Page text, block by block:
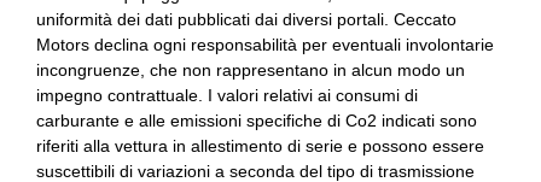
Climatizzatore
Comandi vocali
Console centrale multifunzione
Console centrale multifunzione
Bluetooth
Bocchette climatizzatore per i passeggeri posteriori
Brake pad wear indicator
Cambio al volante
uniformità dei dati pubblicati dai diversi portali. Ceccato
Motors declina ogni responsabilità per eventuali involontarie
incongruenze, che non rappresentano in alcun modo un
impegno contrattuale. I valori relativi ai consumi di
carburante e alle emissioni specifiche di Co2 indicati sono
riferiti alla vettura in allestimento di serie e possono essere
suscettibili di variazioni a seconda del tipo di trasmissione